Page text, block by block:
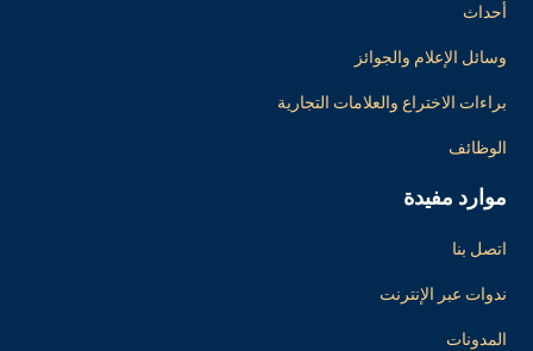
أحداث
وسائل الإعلام والجوائز
براءات الاختراع والعلامات التجارية
الوظائف
موارد مفيدة
اتصل بنا
ندوات عبر الإنترنت
المدونات